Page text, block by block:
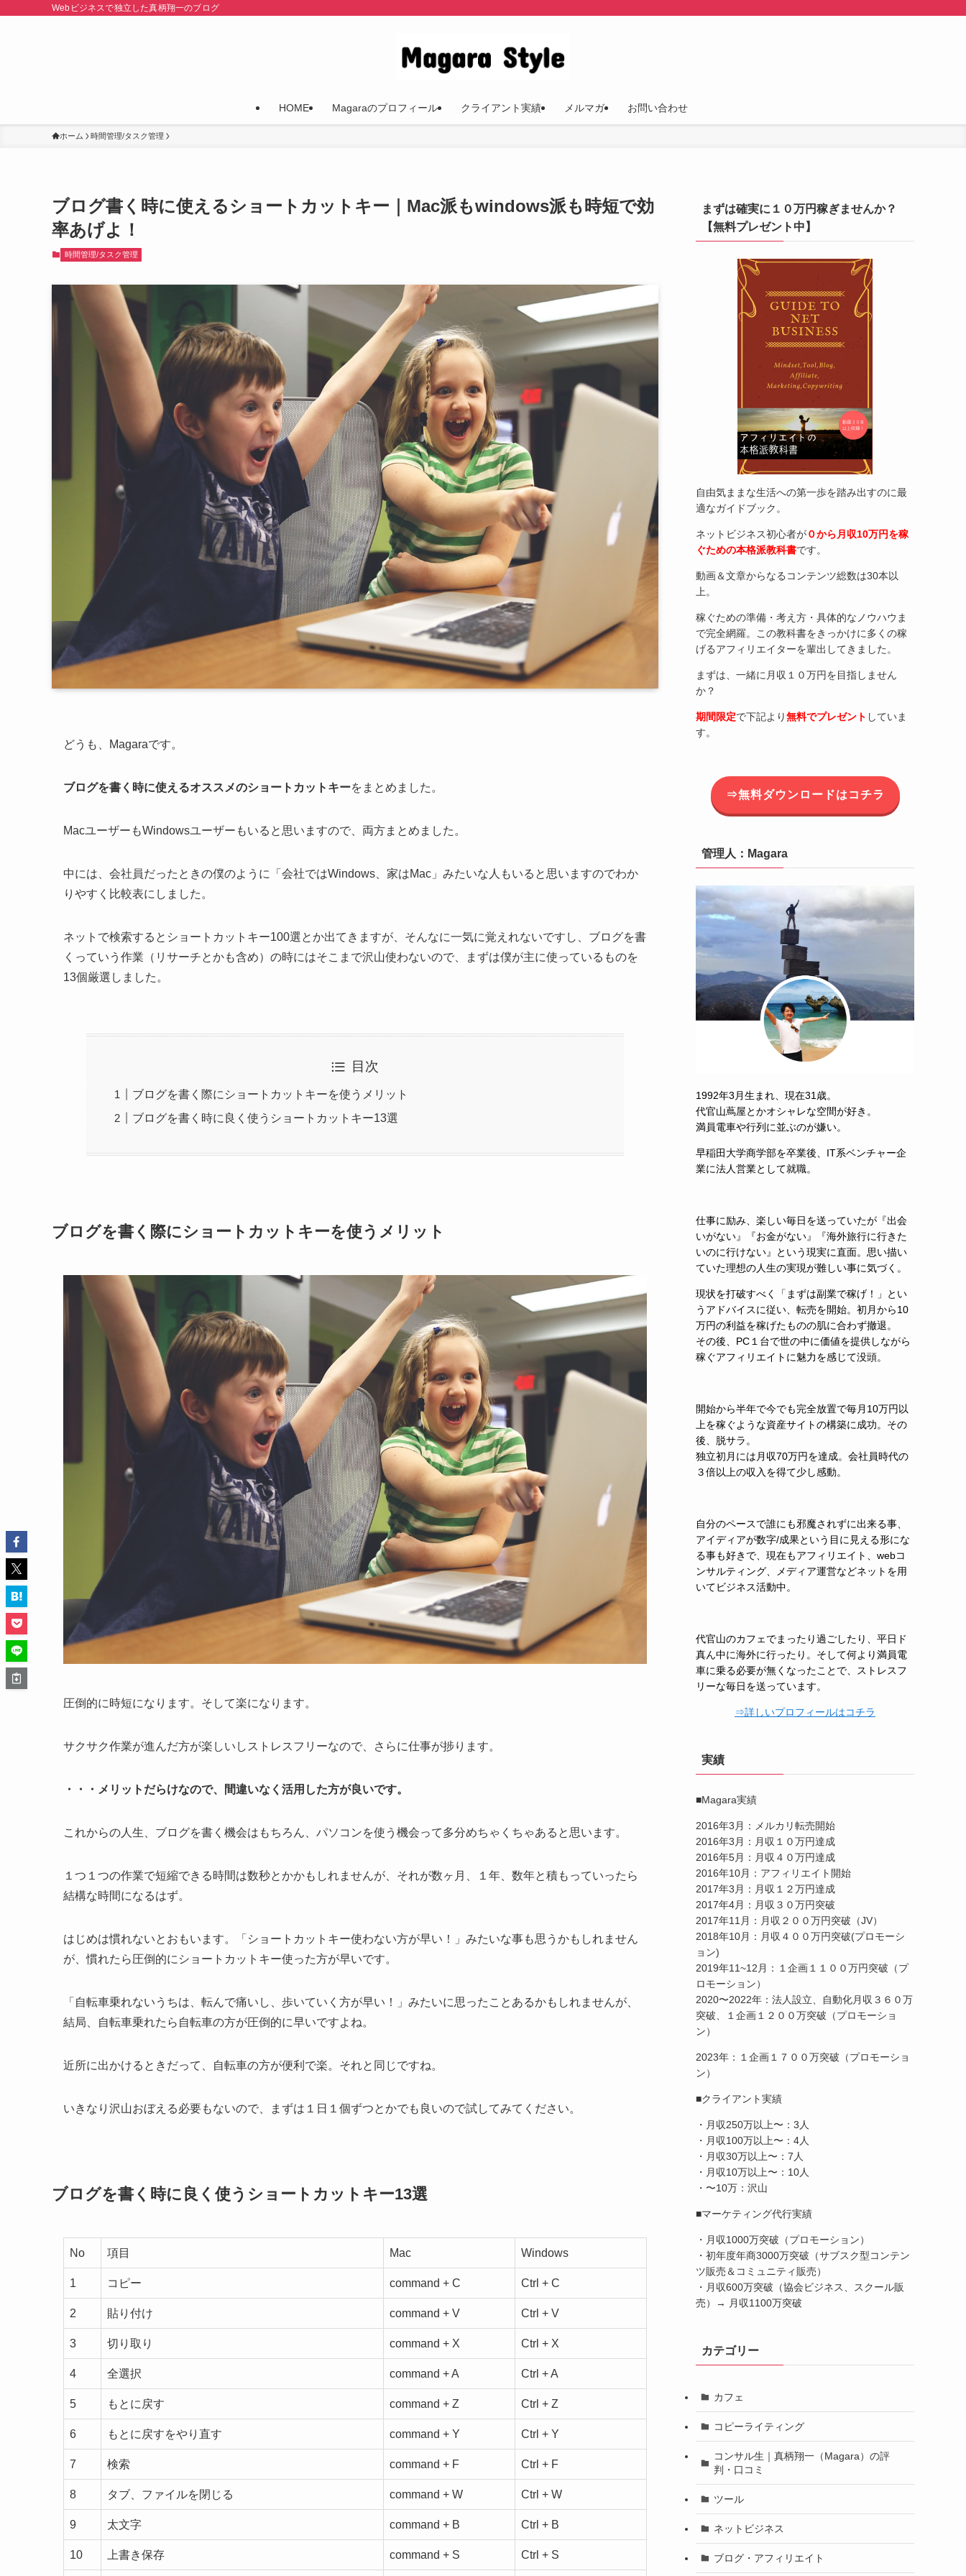
Webビジネスで独立した真柄翔一のブログ
HOME Magaraのプロフィール クライアント実績 メルマガ お問い合わせ
ホーム 時間管理/タスク管理
ブログ書く時に使えるショートカットキー｜Mac派もwindows派も時短で効
率あげよ！
時間管理/タスク管理
どうも、Magaraです。
ブログを書く時に使えるオススメのショートカットキーをまとめました。
MacユーザーもWindowsユーザーもいると思いますので、両方まとめました。
中には、会社員だったときの僕のように「会社ではWindows、家はMac」みたいな人もいると思いますのでわか
りやすく比較表にしました。
ネットで検索するとショートカットキー100選とか出てきますが、そんなに一気に覚えれないですし、ブログを書
くっていう作業（リサーチとかも含め）の時にはそこまで沢山使わないので、まずは僕が主に使っているものを
13個厳選しました。
目次
ブログを書く際にショートカットキーを使うメリット
ブログを書く時に良く使うショートカットキー13選
ブログを書く際にショートカットキーを使うメリット
圧倒的に時短になります。そして楽になります。
サクサク作業が進んだ方が楽しいしストレスフリーなので、さらに仕事が捗ります。
・・・メリットだらけなので、間違いなく活用した方が良いです。
これからの人生、ブログを書く機会はもちろん、パソコンを使う機会って多分めちゃくちゃあると思います。
１つ１つの作業で短縮できる時間は数秒とかかもしれませんが、それが数ヶ月、１年、数年と積もっていったら
結構な時間になるはず。
はじめは慣れないとおもいます。「ショートカットキー使わない方が早い！」みたいな事も思うかもしれません
が、慣れたら圧倒的にショートカットキー使った方が早いです。
「自転車乗れないうちは、転んで痛いし、歩いていく方が早い！」みたいに思ったことあるかもしれませんが、
結局、自転車乗れたら自転車の方が圧倒的に早いですよね。
近所に出かけるときだって、自転車の方が便利で楽。それと同じですね。
いきなり沢山おぼえる必要もないので、まずは１日１個ずつとかでも良いので試してみてください。
ブログを書く時に良く使うショートカットキー13選
No 項目 Mac Windows
1 コピー command + C Ctrl + C
2 貼り付け command + V Ctrl + V
3 切り取り command + X Ctrl + X
4 全選択 command + A Ctrl + A
5 もとに戻す command + Z Ctrl + Z
6 もとに戻すをやり直す command + Y Ctrl + Y
7 検索 command + F Ctrl + F
8 タブ、ファイルを閉じる command + W Ctrl + W
9 太文字 command + B Ctrl + B
10 上書き保存 command + S Ctrl + S
まずは確実に１０万円稼ぎませんか？
【無料プレゼント中】
自由気ままな生活への第一歩を踏み出すのに最
適なガイドブック。
ネットビジネス初心者が０から月収10万円を稼
ぐための本格派教科書です。
動画＆文章からなるコンテンツ総数は30本以
上。
稼ぐための準備・考え方・具体的なノウハウま
で完全網羅。この教科書をきっかけに多くの稼
げるアフィリエイターを輩出してきました。
まずは、一緒に月収１０万円を目指しません
か？
期間限定で下記より無料でプレゼント していま
す。
⇒無料ダウンロードはコチラ
管理人：Magara
1992年3月生まれ、現在31歳。
代官山蔦屋とかオシャレな空間が好き。
満員電車や行列に並ぶのが嫌い。
早稲田大学商学部を卒業後、IT系ベンチャー企
業に法人営業として就職。
仕事に励み、楽しい毎日を送っていたが『出会
いがない』『お金がない』『海外旅行に行きた
いのに行けない』という現実に直面。思い描い
ていた理想の人生の実現が難しい事に気づく。
現状を打破すべく「まずは副業で稼げ！」とい
うアドバイスに従い、転売を開始。初月から10
万円の利益を稼げたものの肌に合わず撤退。
その後、PC１台で世の中に価値を提供しながら
稼ぐアフィリエイトに魅力を感じて没頭。
開始から半年で今でも完全放置で毎月10万円以
上を稼ぐような資産サイトの構築に成功。その
後、脱サラ。
独立初月には月収70万円を達成。会社員時代の
３倍以上の収入を得て少し感動。
自分のペースで誰にも邪魔されずに出来る事、
アイディアが数字/成果という目に見える形にな
る事も好きで、現在もアフィリエイト、webコ
ンサルティング、メディア運営などネットを用
いてビジネス活動中。
代官山のカフェでまったり過ごしたり、平日ド
真ん中に海外に行ったり。そして何より満員電
車に乗る必要が無くなったことで、ストレスフ
リーな毎日を送っています。
⇒詳しいプロフィールはコチラ
実績
■Magara実績
2016年3月：メルカリ転売開始
2016年3月：月収１０万円達成
2016年5月：月収４０万円達成
2016年10月：アフィリエイト開始
2017年3月：月収１２万円達成
2017年4月：月収３０万円突破
2017年11月：月収２００万円突破（JV）
2018年10月：月収４００万円突破(プロモーシ
ョン)
2019年11~12月：１企画１１００万円突破（プ
ロモーション）
2020〜2022年：法人設立、自動化月収３６０万
突破、１企画１２００万突破（プロモーショ
ン）
2023年：１企画１７００万突破（プロモーショ
ン）
■クライアント実績
・月収250万以上〜：3人
・月収100万以上〜：4人
・月収30万以上〜：7人
・月収10万以上〜：10人
・〜10万：沢山
■マーケティング代行実績
・月収1000万突破（プロモーション）
・初年度年商3000万突破（サブスク型コンテン
ツ販売＆コミュニティ販売）
・月収600万突破（協会ビジネス、スクール販
売）→ 月収1100万突破
カテゴリー
カフェ
コピーライティング
コンサル生｜真柄翔一（Magara）の評
判・口コミ
ツール
ネットビジネス
ブログ・アフィリエイト